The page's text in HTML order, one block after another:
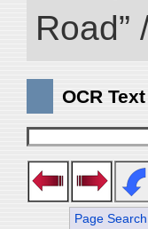
OCR Text
Page Search